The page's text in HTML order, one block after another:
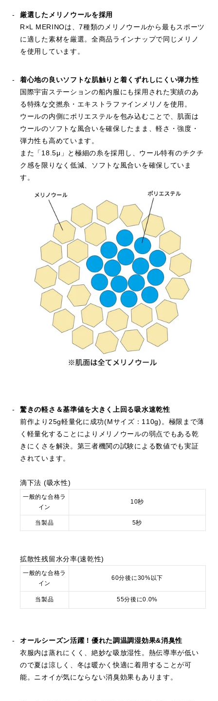
裾幅(cm) 47 49 51 53
天幅(cm) 17 17 17 18
重量(g) 96 110 116 122
※平置きしたおおよそのサイズです
(25)ネイビー
素材：ウール84％、ポリエステル16％
生産国：日本
ていますが、ハーフマラソンを走った後に滝汗でも、天
候次第では乾いてそのままニオイも気になる事なく着て
帰る事もできます。
こうなると、普段も着用率が高くなり今では部屋のクロ
ーゼットにはメリノTシャツが6枚掛かっています。
Oサイズ：ビックシルエット
Lサイズ：ゆったりシルエット
Mサイズ：ジャストシルエット
Sサイズ：ビタビタシルエット
XSサイズ：着れましたが丈が足りませんでした。
開発者ストーリー
世界最軽量クラス・ウル
トラライトメリノウール
開発者によるメリノウールとの
出会いや世界最軽量クラスを実
現した素材との出会いなどをご紹介。
厳選したメリノウールを採用
R×L MERINOは、7種類のメリノウールから最もスポーツ
に適した素材を厳選。全商品ラインナップで同じメリノ
を使用しています。
着心地の良いソフトな肌触りと着くずれしにくい弾力性
国際宇宙ステーションの船内服にも採用された実績のあ
る特殊な交撚糸・エキストラファインメリノを使用。
ウールの内側にポリエステルを包み込むことで、肌面は
ウールのソフトな風合いを確保したまま、軽さ・強度・
弾力性も高めています。
また「18.5μ」と極細の糸を採用し、ウール特有のチクチ
ク感を限りなく低減、ソフトな風合いを確保していま
す。
驚きの軽さ＆基準値を大きく上回る吸水速乾性
前作より25g軽量化に成功(Mサイズ：110g) 。極限まで薄
く軽量化することによりメリノウールの弱点でもある乾
きにくさを解決。第三者機関の試験による数値でも実証
されています。
滴下法 (吸水性)
一般的な合格ラ
イン
10秒
当製品 5秒
拡散性残留水分率(速乾性)
一般的な合格ラ
イン
60分後に30%以下
当製品 55分後に0.0%
オールシーズン活躍！優れた調温調湿効果&消臭性
衣服内は蒸れにくく、絶妙な吸放湿性。熱伝導率が低い
ので夏は涼しく、冬は暖かく快適に着用することが可
能。ニオイが気にならない消臭効果もあります。